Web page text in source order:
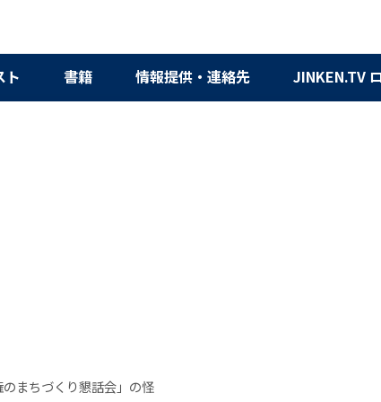
ト 書籍 情報提供・連絡先 JINKEN.TV
まちづくり懇話会」の怪